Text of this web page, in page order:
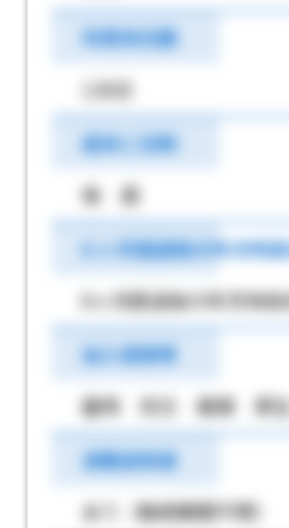
年間休日数
126日
週休二日制
毎 週
6 ヶ月経過後の年次有
6ヶ月経過後の年次有
加入保険等
雇用 労災 健康 厚
退職金制度
あり（勤続期間不問）